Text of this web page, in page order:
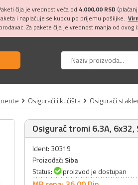
čija je vrednost veća od 4.000,00 RSD
i naplaćuje se kupcu po prijemu pošiljke.
prodavac. Za pakete čija je vrednost manja od
Osigurači i kućišta Osigurači
Osigurač tromi 6.3A, 6x32,
Ident: 30319
Proizođač: Siba
Status:
proizvod je dostupan